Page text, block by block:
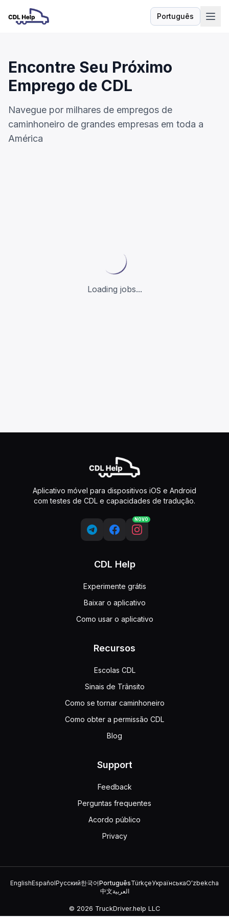
Português
Idioma
Encontre Seu Próximo
Emprego de CDL
Navegue por milhares de empregos de
caminhoneiro de grandes empresas em toda a
América
Loading jobs...
Aplicativo móvel para dispositivos iOS e Android
com testes de CDL e capacidades de tradução.
NOVO
CDL Help
Experimente grátis
Baixar o aplicativo
Como usar o aplicativo
Recursos
Escolas CDL
Sinais de Trânsito
Como se tornar caminhoneiro
Como obter a permissão CDL
Blog
Support
Feedback
Perguntas frequentes
Acordo público
Privacy
EnglishEspañolРусский한국어PortuguêsTürkçeУкраїнськаOʻzbekcha
中文العربية
© 2026 TruckDriver.help LLC